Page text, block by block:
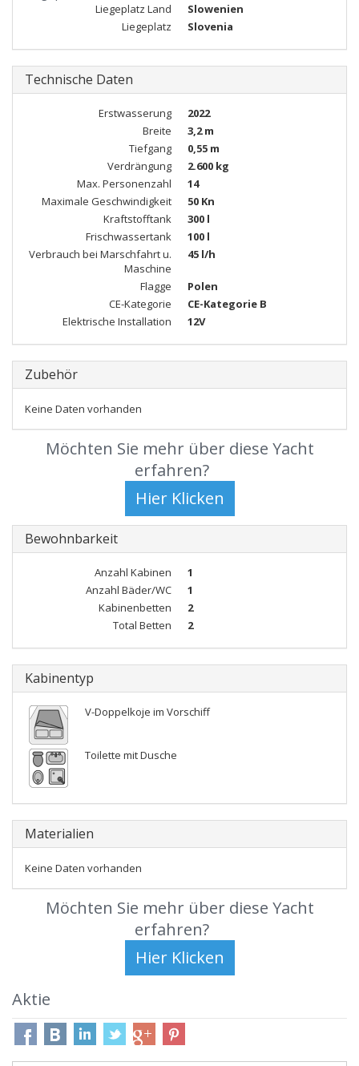
Liegeplatz Land
Slowenien
Liegeplatz
Slovenia
Technische Daten
Erstwasserung
2022
Breite
3,2 m
Tiefgang
0,55 m
Verdrängung
2.600 kg
Max. Personenzahl
14
Maximale Geschwindigkeit
50 Kn
Kraftstofftank
300 l
Frischwassertank
100 l
Verbrauch bei Marschfahrt u.
Maschine
45 l/h
Flagge
Polen
CE-Kategorie
CE-Kategorie B
Elektrische Installation
12V
Zubehör
Keine Daten vorhanden
Möchten Sie mehr über diese Yacht
erfahren?
Bewohnbarkeit
Anzahl Kabinen
1
Anzahl Bäder/WC
1
Kabinenbetten
2
Total Betten
2
Kabinentyp
V-Doppelkoje im Vorschiff
Toilette mit Dusche
Materialien
Keine Daten vorhanden
Möchten Sie mehr über diese Yacht
erfahren?
Aktie